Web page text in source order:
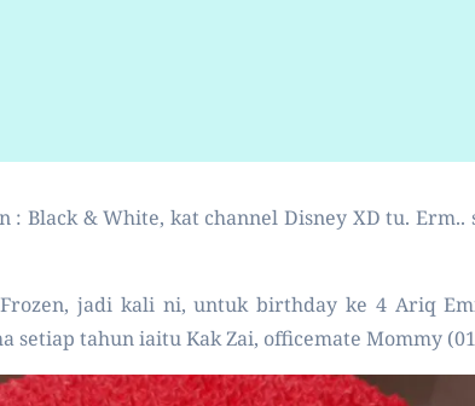
: Black & White, kat channel Disney XD tu.
jadi kali ni, untuk birthday ke 4 Ariq
tahun iaitu Kak Zai, officemate Mommy